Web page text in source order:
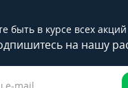
быть в курсе всех
на нашу